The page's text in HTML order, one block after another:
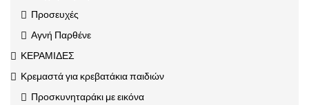
Προσευχές
Αγνή Παρθένε
ΚΕΡΑΜΙΔΕΣ
Κρεμαστά για κρεβατάκια παιδιών
Προσκυνηταράκι με εικόνα